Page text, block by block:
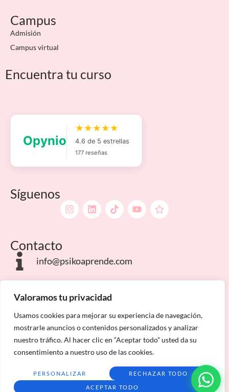
Valoramos tu privacidad
Usamos cookies para mejorar su experiencia de navegación,
mostrarle anuncios o contenidos personalizados y analizar
nuestro tráfico. Al hacer clic en “Aceptar todo” usted da su
consentimiento a nuestro uso de las cookies.
PERSONALIZAR RECHAZAR TODO
ACEPTAR TODO
Campus
Admisión
Campus virtual
Encuentra tu curso
Síguenos
Contacto
info@psikoaprende.com
Campus Internacionales
Condiciones de matriculaciónMapa del sitio
Psiko Aprende